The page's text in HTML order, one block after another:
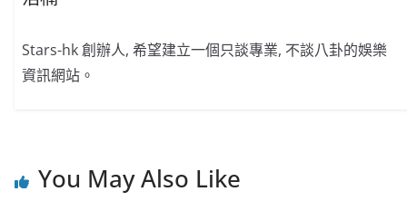
Stars-hk 創辦人, 希望建立一個只談專業, 不談八卦的娛樂
資訊網站。
You May Also Like